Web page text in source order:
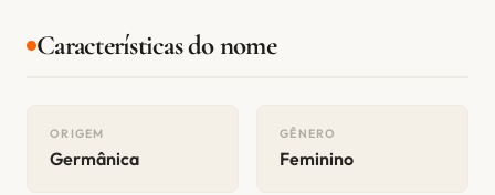
Características do nome
ORIGEM
Germânica
GÊNERO
Feminino